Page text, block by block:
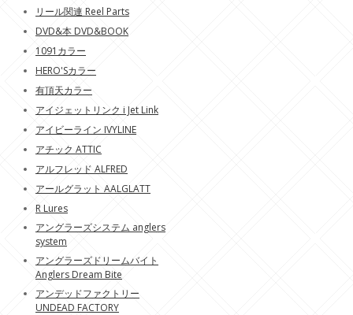
リール関連 Reel Parts
DVD&本 DVD&BOOK
1091カラー
HERO'Sカラー
有頂天カラー
アイジェットリンク i Jet Link
アイビーライン IVYLINE
アチック ATTIC
アルフレッド ALFRED
アールグラット AALGLATT
R Lures
アングラーズシステム anglers
system
アングラーズドリームバイト
Anglers Dream Bite
アンデッドファクトリー
UNDEAD FACTORY